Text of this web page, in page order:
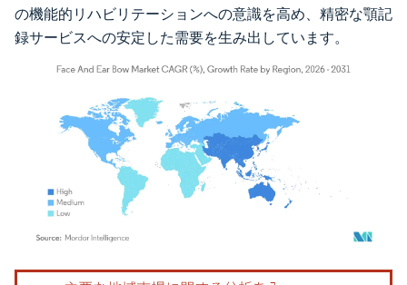
の機能的リハビリテーションへの意識を高め、精密な顎記
録サービスへの安定した需要を生み出しています。
画像 © Mordor Intelligence。再利用にはCC BY 4.0の表示が必要です。